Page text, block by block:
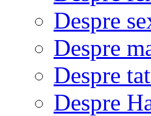
Despre
Despre
Despre
Despre